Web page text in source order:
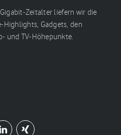
Zeitalter liefern wir die
Highlights, Gadgets, den
und TV-Höhepunkte.